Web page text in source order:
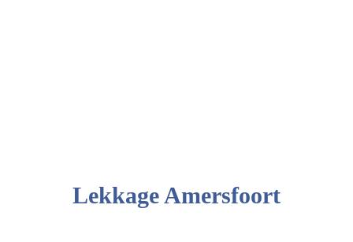
Lekkage Amersfoort